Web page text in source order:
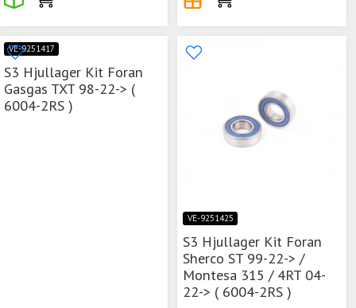
VE-9251417
S3 Hjullager Kit Foran
Gasgas TXT 98-22-> (
6004-2RS )
VE-9251425
S3 Hjullager Kit Foran
Sherco ST 99-22-> /
Montesa 315 / 4RT 04-
22-> ( 6004-2RS )